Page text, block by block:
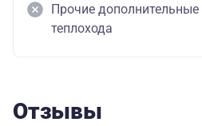
Прочие дополнительные
теплохода
Отзывы